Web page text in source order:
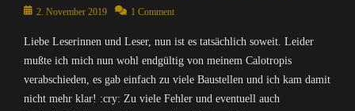
Posted2. November 2019 1 Comment
Liebe Leserinnen und Leser, nun ist es tatsächlich soweit. Leider
mußte ich mich nun wohl endgültig von meinem Calotropis
verabschieden, es gab einfach zu viele Baustellen und ich kam damit
nicht mehr klar! :cry: Zu viele Fehler und eventuell auch